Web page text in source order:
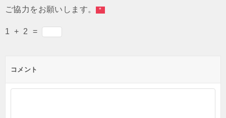
ご協力をお願いします。 *
1 + 2 =
コメント